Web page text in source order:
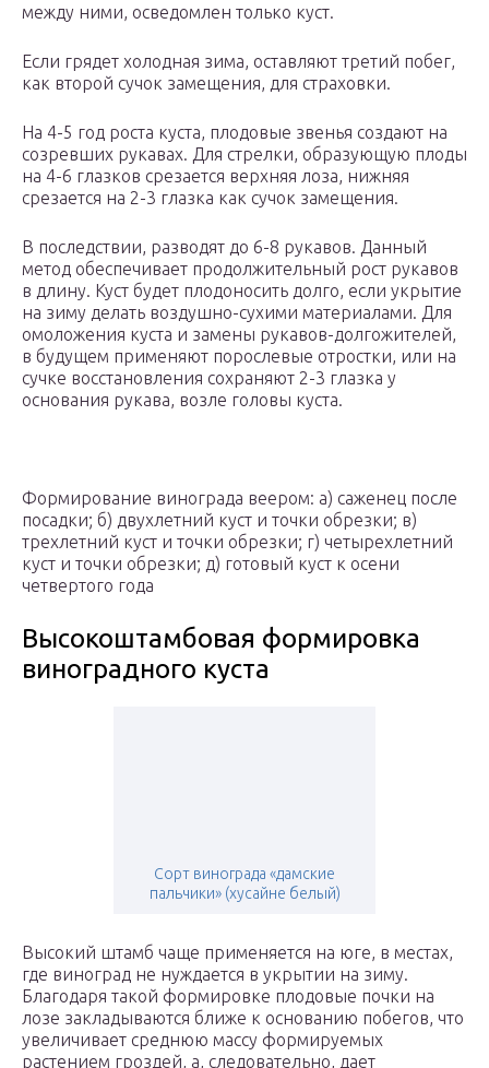
между ними, осведомлен только куст.
Если грядет холодная зима, оставляют третий побег,
как второй сучок замещения, для страховки.
На 4-5 год роста куста, плодовые звенья создают на
созревших рукавах. Для стрелки, образующую плоды
на 4-6 глазков срезается верхняя лоза, нижняя
срезается на 2-3 глазка как сучок замещения.
В последствии, разводят до 6-8 рукавов. Данный
метод обеспечивает продолжительный рост рукавов
в длину. Куст будет плодоносить долго, если укрытие
на зиму делать воздушно-сухими материалами. Для
омоложения куста и замены рукавов-долгожителей,
в будущем применяют порослевые отростки, или на
сучке восстановления сохраняют 2-3 глазка у
основания рукава, возле головы куста.
Формирование винограда веером: а) саженец после
посадки; б) двухлетний куст и точки обрезки; в)
трехлетний куст и точки обрезки; г) четырехлетний
куст и точки обрезки; д) готовый куст к осени
четвертого года
Высокоштамбовая формировка
виноградного куста
Сорт винограда «дамские
пальчики» (хусайне белый)
Высокий штамб чаще применяется на юге, в местах,
где виноград не нуждается в укрытии на зиму.
Благодаря такой формировке плодовые почки на
лозе закладываются ближе к основанию побегов, что
увеличивает среднюю массу формируемых
растением гроздей, а, следовательно, дает